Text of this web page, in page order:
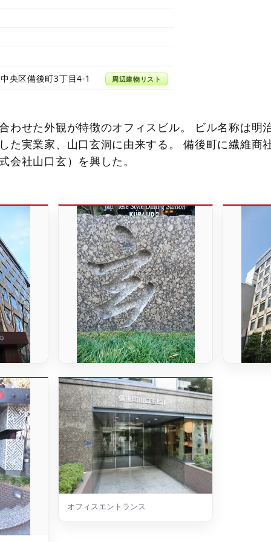
央区備後町3丁目4-1 周辺建物リスト
わせた外観が特徴のオフィスビル。 ビル名称は明
た実業家、山口玄洞に由来する。 備後町に繊維商
会社山口玄）を興した。
オフィスエントランス